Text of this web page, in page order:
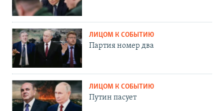
ЛИЦОМ К СОБЫТИЮ
Партия номер два
ЛИЦОМ К СОБЫТИЮ
Путин пасует